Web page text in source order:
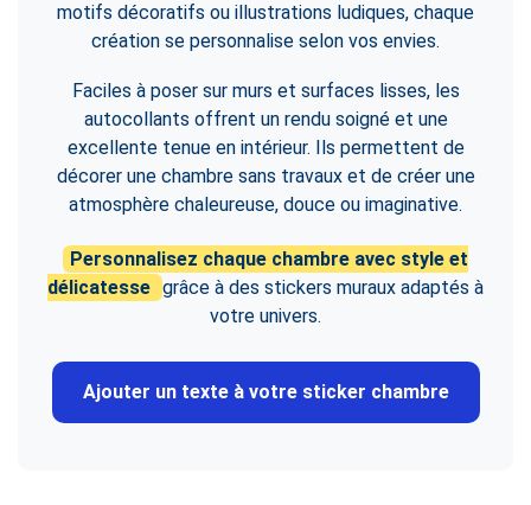
motifs décoratifs ou illustrations ludiques, chaque
création se personnalise selon vos envies.
Faciles à poser sur murs et surfaces lisses, les
autocollants offrent un rendu soigné et une
excellente tenue en intérieur. Ils permettent de
décorer une chambre sans travaux et de créer une
atmosphère chaleureuse, douce ou imaginative.
Personnalisez chaque chambre avec style et
délicatesse grâce à des stickers muraux adaptés à
votre univers.
Ajouter un texte à votre sticker chambre